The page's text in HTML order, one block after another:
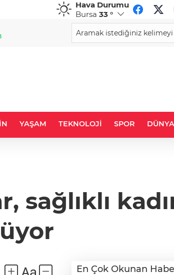
Hava Durumu
Bursa 33 °
58,9130%-0,02
YAŞAM TEKNOLOJİ SPOR DÜNYA
sağlıklı
En Çok Okunan